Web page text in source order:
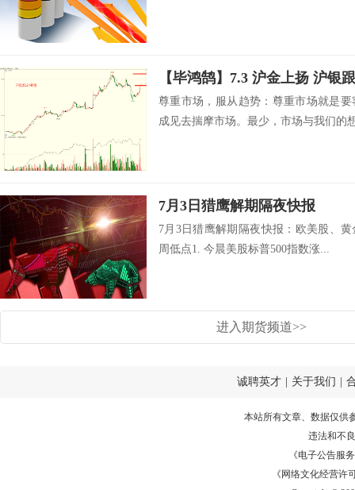
【毕鸿鹄】7.3 沪金上扬 沪银
尊重市场，服从趋势：尊重市场就是
成见去揣摩市场。最少，市场与我们的
7月3日猎鹰解期隔夜快报
7月3日猎鹰解期隔夜快报：欧美股、
周低点1. 今晨美股标普500指数涨...
进入期货频道>>
诚聘英才 关于我们
本站所有文章、数据仅供
违法和不
《电子公告服务
《网络文化经营许